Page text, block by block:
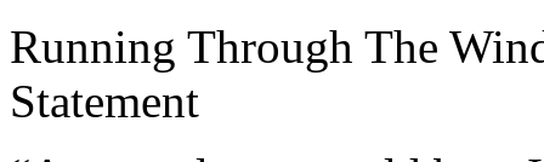
Running Through The
Statement